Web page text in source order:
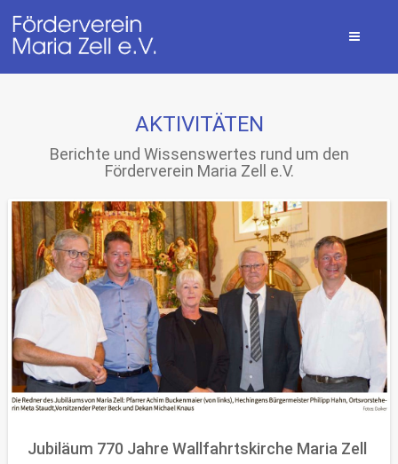
AKTIVITÄTEN
Berichte und Wissenswertes rund um den
Förderverein Maria Zell e.V.
Jubiläum 770 Jahre Wallfahrtskirche Maria Zell